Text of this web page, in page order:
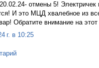
отмены 5!
И это МЦД хвалебное из
Обратите внимание на
г. в 10:25